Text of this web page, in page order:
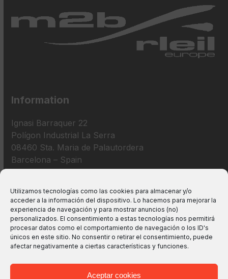
Utilizamos tecnologías como las cookies para almacenar y/o
acceder a la información del dispositivo. Lo hacemos para mejorar la
experiencia de navegación y para mostrar anuncios (no)
personalizados. El consentimiento a estas tecnologías nos permitirá
procesar datos como el comportamiento de navegación o los ID's
únicos en este sitio. No consentir o retirar el consentimiento, puede
afectar negativamente a ciertas características y funciones.
Aceptar cookies
Information
Ignasi Barraquer 22
Polígon Industrial La Serra
08460 Sta. Maria de Palautordera
Barcelona – Spain
info@m2bswitches.com